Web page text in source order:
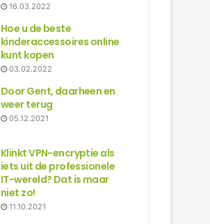
16.03.2022
Hoe u de beste
kinderaccessoires online
kunt kopen
03.02.2022
Door Gent, daarheen en
weer terug
05.12.2021
Klinkt VPN-encryptie als
iets uit de professionele
IT-wereld? Dat is maar
niet zo!
11.10.2021